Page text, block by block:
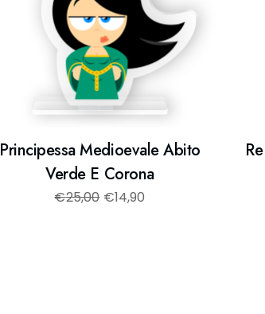
Principessa Medioevale Abito
Verde E Corona
€25,00 €14,90